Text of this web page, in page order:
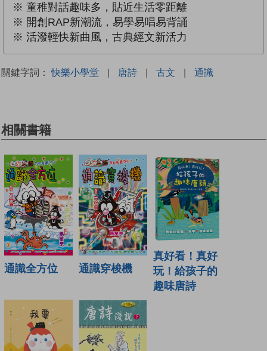
※ 童稚對話趣味多，貼近生活零距離
※ 開創RAP新潮流，易學易唱易背誦
※ 活潑輕快新曲風，古典經文新活力
關鍵字詞：快樂小學堂 | 唐詩 | 古文 | 通識
相關書籍
通識全方位 通識穿梭機
真好看！真好
玩！給孩子的
趣味唐詩